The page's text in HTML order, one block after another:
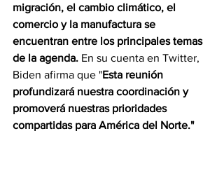
migración, el cambio climático, el
comercio y la manufactura se
encuentran entre los principales temas
de la agenda. En su cuenta en Twitter,
Biden afirma que "Esta reunión
profundizará nuestra coordinación y
promoverá nuestras prioridades
compartidas para América del Norte."